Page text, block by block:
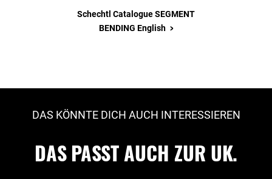
Schechtl Catalogue SEGMENT
BENDING English >
DAS KÖNNTE DICH AUCH INTERESSIEREN
DAS PASST AUCH ZUR UK.